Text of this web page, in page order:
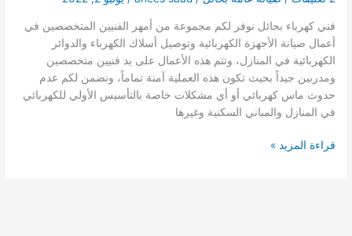
فني كهرباء بحائل نوفر لكم مجموعة من أمهر الفنيين المتخصصين في
أعمال صيانة الأجهزة الكهربائية وتوصيل أسلاك الكهرباء والدوائر
الكهربائية في المنازل، وتتم هذه الأعمال على يد فنيين متخصصين
ومدربين جيداً بحيث تكون هذه العملية آمنة تماماً، ونضمن لكم عدم
حدوث ماس كهربائي أو أي مشكلات خاصة بالتأسيس الأولي للكهربائي
في المنازل والمباني السكنية وغيرها
فني
قراءة المزيد »